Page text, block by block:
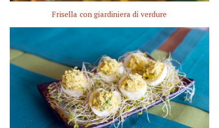
Frisella con giardiniera di verdure